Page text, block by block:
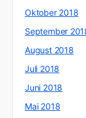
Oktober 2018
September
August 2018
Juli 2018
Juni 2018
Mai 2018